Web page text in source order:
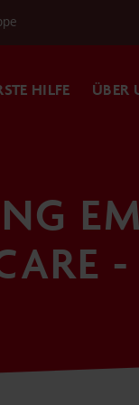
HILFE ÜBER
-